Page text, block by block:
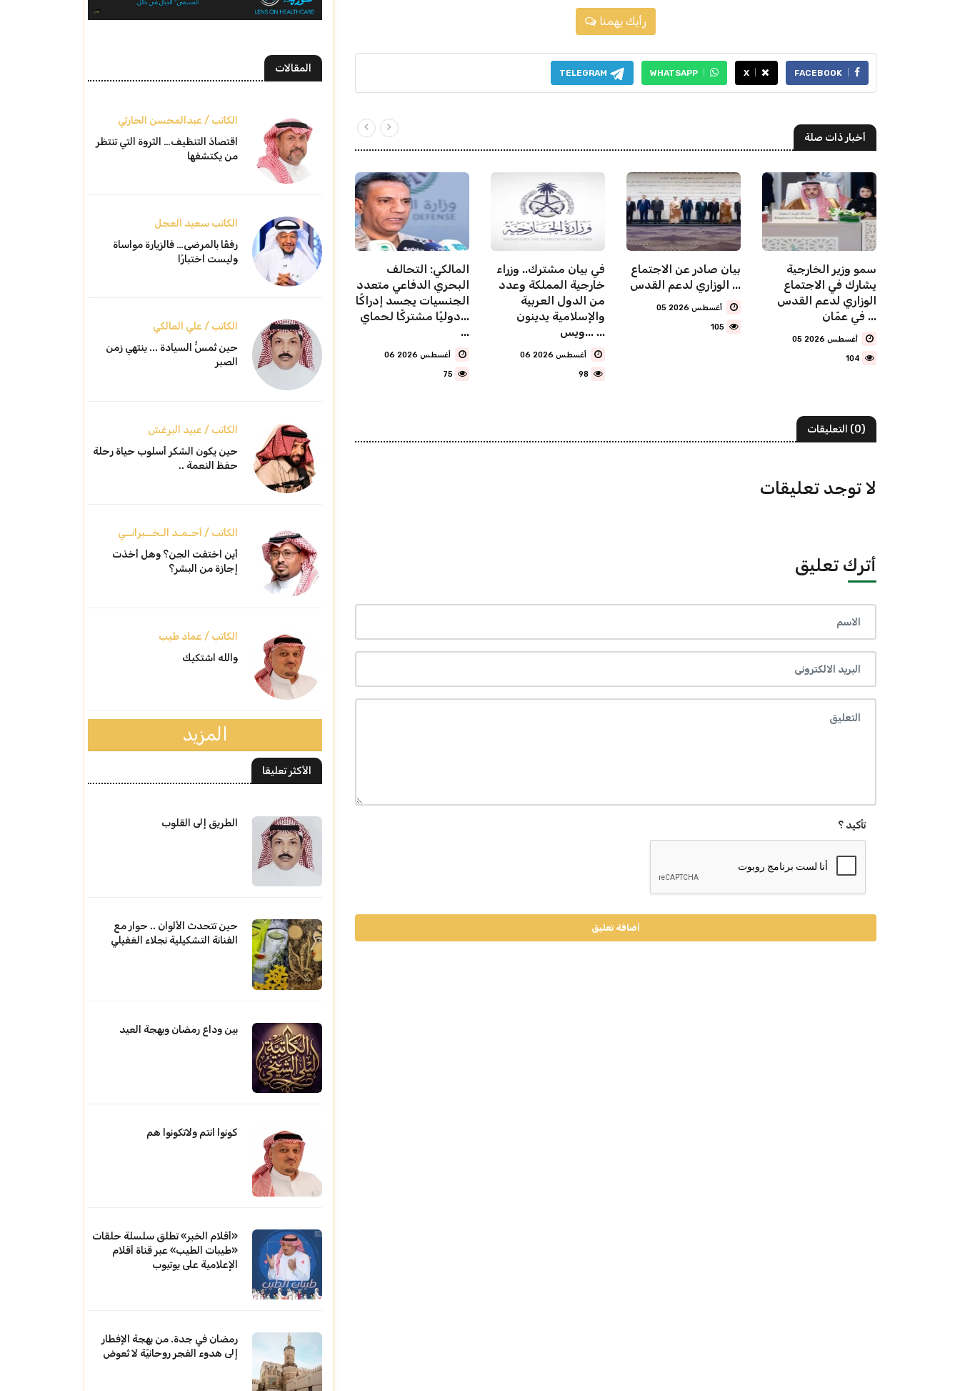
رأيك يهمنا
FACEBOOK
X
WHATSAPP
TELEGRAM
أخبار ذات صلة
المالكي: التحالف
البحري الدفاعي متعدد
الجنسيات يجسد إدراكًا
دوليًا مشتركًا لحماي...
...
75
في بيان مشترك.. وزراء
خارجية المملكة وعدد
من الدول العربية
والإسلامية يدينون
ويس... ...
98
بيان صادر عن الاجتماع
الوزاري لدعم القدس ...
105
سمو وزير الخارجية
يشارك ‏في الاجتماع
الوزاري لدعم القدس
في عمّان ...
104
(0) التعليقات
لا توجد تعليقات
أترك تعليق
تأكيد ؟
أضافة تعليق
المقالات
الكاتب / عبدالمحسن الحارثي
اقتصادُ التنظيف… الثروة التي تنتظر
من يكتشفها
الكاتب سعيد العجل
رفقًا بالمرضى… فالزيارة مواساة
وليست اختبارًا
الكاتب / علي المالكي
حين تُمسُّ السيادة ... ينتهي زمن
الصبر
الكاتب / عبيد البرغش
حين يكون الشكر أسلوب حياة رحلة
حفظ النعمة ..
الكاتب / أحـمـد الـخــبرانــي
أين اختفت الجن؟ وهل أخذت
إجازة من البشر؟
الكاتب / عماد طيب
والله اشتكيك
المزيد
الأكثر تعليقا
الطريق إلى القلوب
حين تتحدث الألوان .. حوار مع
الفنانة التشكيلية نجلاء الغفيلي
بين وداع رمضان وبهجة العيد
كونوا انتم ولاتكونوا هم
«أقلام الخبر» تطلق سلسلة حلقات
«طيبات الطيب» عبر قناة أقلام
الإعلامية على يوتيوب
رمضان في جدة. من بهجة الإفطار
إلى هدوء الفجر روحانيّة لا تُعوض